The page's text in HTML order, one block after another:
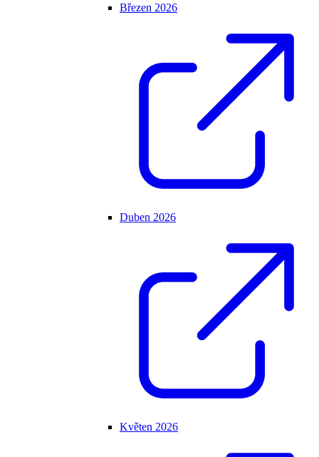
Březen 2026
Duben 2026
Květen 2026